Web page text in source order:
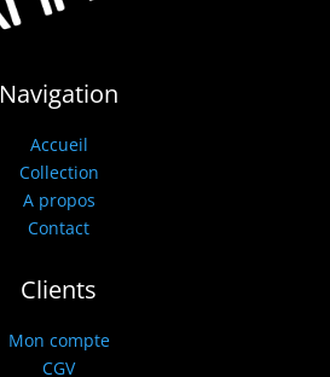
Navigation
Accueil
Collection
A propos
Contact
Clients
Mon compte
CGV